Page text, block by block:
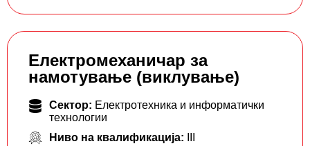
Електромеханичар за
намотување (виклување)
Сектор: Електротехника и информатички
технологии
Ниво на квалификација: